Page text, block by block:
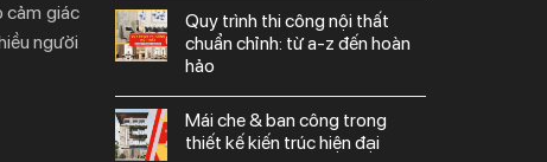
cảm giác
người
quy trình thi công nội thất
chuẩn chỉnh: từ a-z đến hoàn
hảo
mái che & ban công trong
thiết kế kiến trúc hiện đại